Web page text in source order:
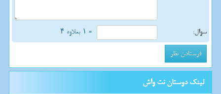
سوال: = ۱ بعلاوه ۴
لینک دوستان نت واش